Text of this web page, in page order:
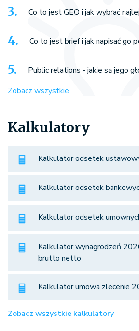
Co to jest GEO i jak wybrać
Co to jest brief i jak napisać go
Public relations - jakie są jego
Zobacz wszystkie
Kalkulatory
Kalkulator odsetek
Kalkulator odsetek
Kalkulator odsetek
Kalkulator wynagrodzeń
brutto netto
Kalkulator umowa zlecenie
Zobacz wszystkie kalkulatory